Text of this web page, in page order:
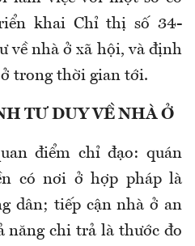
khai Chỉ thị số 34-
về nhà ở xã hội, và định
trong thời gian tới.
TƯ DUY VỀ NHÀ Ở
điểm chỉ đạo: quán
có nơi ở hợp pháp là
dân; tiếp cận nhà ở an
năng chi trả là thước đo